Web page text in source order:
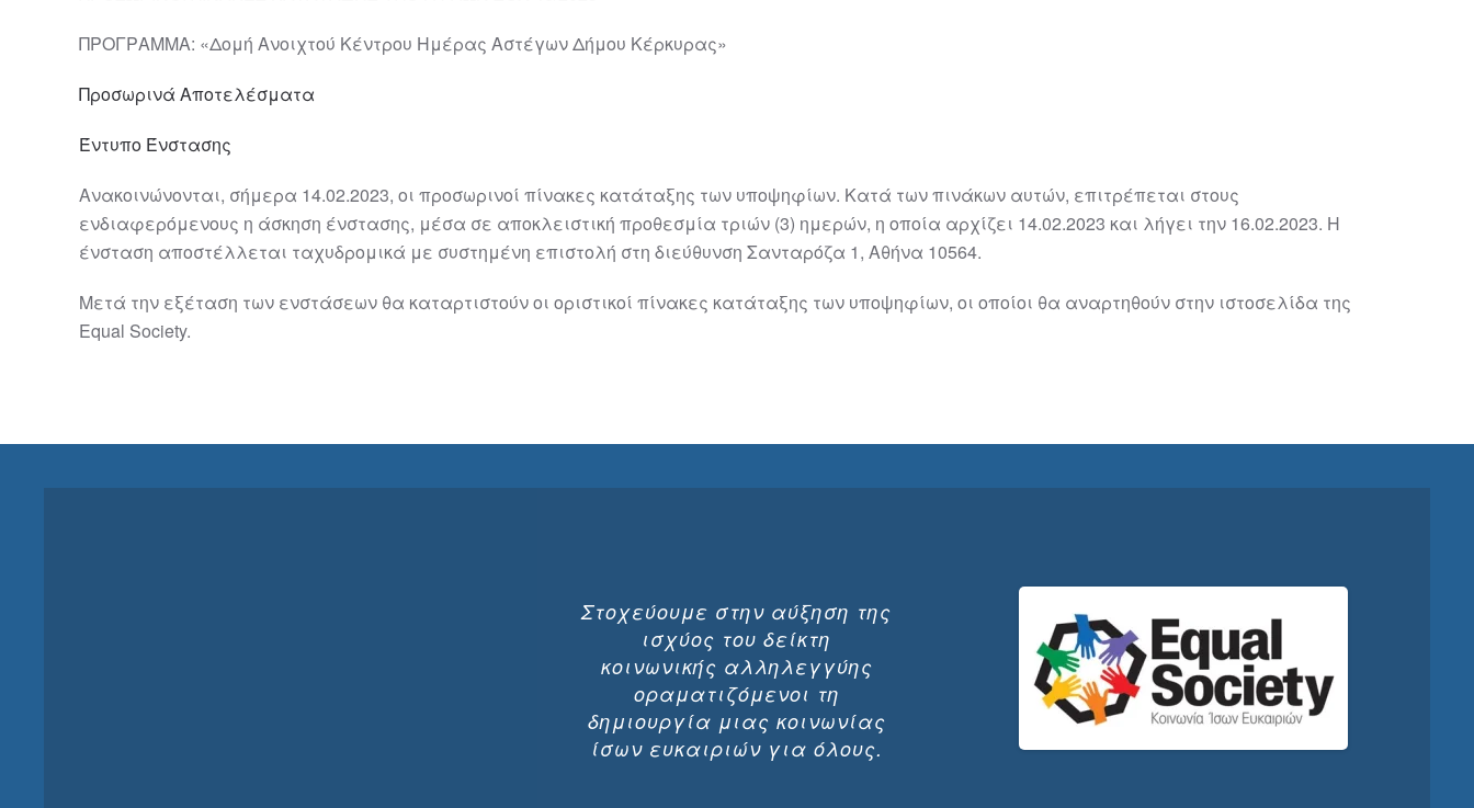
ΠΡΟΓΡΑΜΜΑ: «Δομή Ανοιχτού Κέντρου Ημέρας Αστέγων Δήμου Κέρκυρας»
Προσωρινά Αποτελέσματα
Έντυπο Ένστασης
Ανακοινώνονται, σήμερα 14.02.2023, οι προσωρινοί πίνακες κατάταξης των υποψηφίων. Κατά των πινάκων αυτών, επιτρέπεται στους
ενδιαφερόμενους η άσκηση ένστασης, μέσα σε αποκλειστική προθεσμία τριών (3) ημερών, η οποία αρχίζει 14.02.2023 και λήγει την 16.02.2023. Η
ένσταση αποστέλλεται ταχυδρομικά με συστημένη επιστολή στη διεύθυνση Σανταρόζα 1, Αθήνα 10564.
Μετά την εξέταση των ενστάσεων θα καταρτιστούν οι οριστικοί πίνακες κατάταξης των υποψηφίων, οι οποίοι θα αναρτηθούν στην ιστοσελίδα της
Equal Society.
Στοχεύουμε στην αύξηση της
ισχύος του δείκτη
κοινωνικής αλληλεγγύης
οραματιζόμενοι τη
δημιουργία μιας κοινωνίας
ίσων ευκαιριών για όλους.